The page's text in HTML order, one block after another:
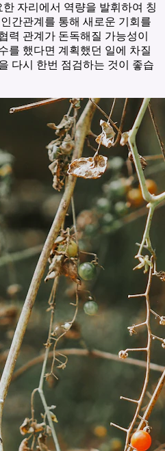
자리에서 역량을 발휘하여 칭
간관계를 통해 새로운 기회를
력 관계가 돈독해질 가능성이
를 했다면 계획했던 일에 차질
다시 한번 점검하는 것이 좋습